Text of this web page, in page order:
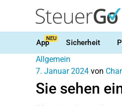
AppNEU Sicherheit
Allgemein
7. Januar 2024 von
Sie sehen